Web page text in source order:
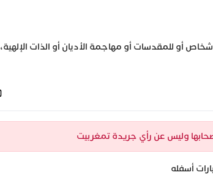
أو للمقدسات أو مهاجمة الأديان أو الذات الإلهية،
أصحابها وليس عن رأي جريدة تمغربيت
أسفله